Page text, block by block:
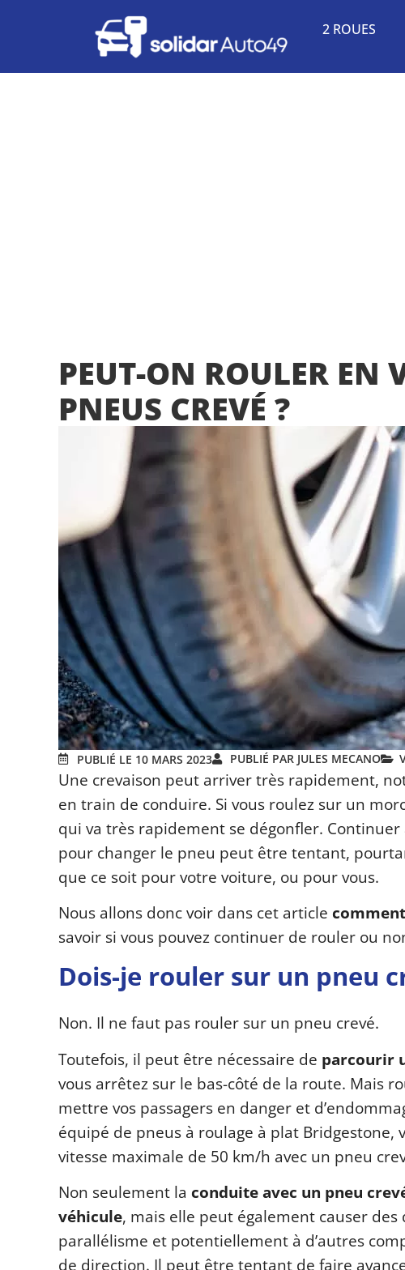
2 ROUES
PEUT-ON ROULER EN
PNEUS CREVÉ ?
PUBLIÉ LE 10 MARS 2023 PUBLIÉ PAR JULES MECANO
Une crevaison peut arriver très rapidement,
en train de conduire. Si vous roulez sur un
qui va très rapidement se dégonfler.
pour changer le pneu peut être tentant,
que ce soit pour votre voiture, ou pour vous.
Nous allons donc voir dans cet article
savoir si vous pouvez continuer de rouler ou
Dois-je rouler sur un pneu
Non. Il ne faut pas rouler sur un pneu crevé.
Toutefois, il peut être nécessaire de parcourir
vous arrêtez sur le bas-côté de la route. Mais
mettre vos passagers en danger et
équipé de pneus à roulage à plat
vitesse maximale de 50 km/h avec un pneu
Non seulement la conduite avec un pneu
véhicule, mais elle peut également causer
parallélisme et potentiellement à d’autres
de direction. Il peut être tentant de faire